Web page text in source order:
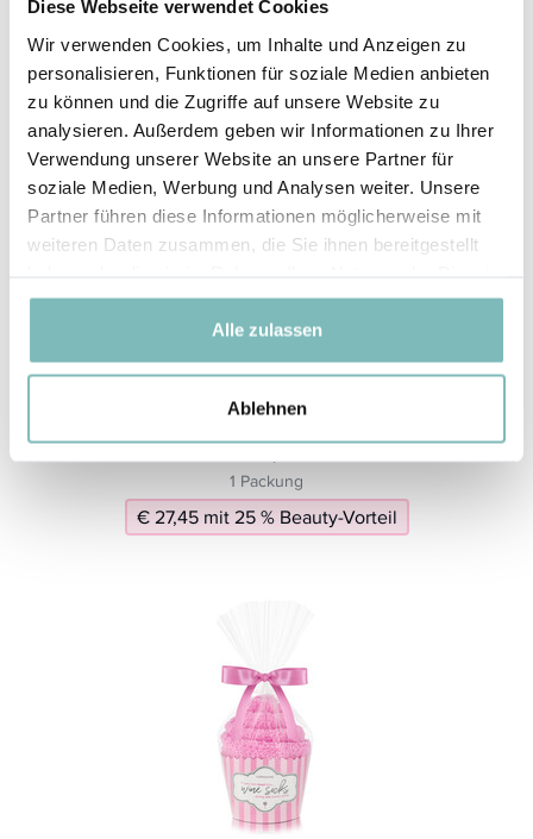
Diese Webseite verwendet Cookies
Wir verwenden Cookies, um Inhalte und Anzeigen zu
personalisieren, Funktionen für soziale Medien anbieten
zu können und die Zugriffe auf unsere Website zu
analysieren. Außerdem geben wir Informationen zu Ihrer
Verwendung unserer Website an unsere Partner für
soziale Medien, Werbung und Analysen weiter. Unsere
Partner führen diese Informationen möglicherweise mit
weiteren Daten zusammen, die Sie ihnen bereitgestellt
gesammelt haben.
Alle zulassen
Ablehnen
€ 36,60
1 Packung
€ 27,45 mit 25 % Beauty-Vorteil
elegant bamboo socks bright colours 39-43
1 Packung
€ 27,45 mit 25 % Beauty-Vorteil